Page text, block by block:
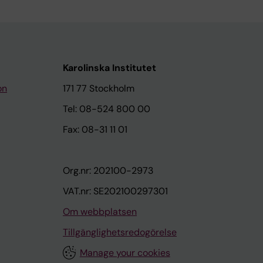
Karolinska Institutet
171 77 Stockholm
Tel: 08-524 800 00
Fax: 08-31 11 01
Org.nr: 202100-2973
VAT.nr: SE202100297301
Om webbplatsen
Tillgänglighetsredogörelse
Manage your cookies